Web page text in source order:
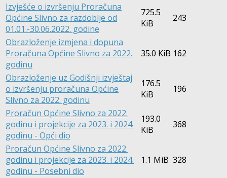
Izvješće o izvršenju Proračuna
Općine Slivno za razdoblje od
01.01.-30.06.2022. godine
725.5
KiB
243
Obrazloženje izmjena i dopuna
Proračuna Općine Slivno za 2022.
godinu
35.0 KiB 162
Obrazloženje uz Godišnji izvještaj
o izvršenju proračuna Općine
Slivno za 2022. godinu
176.5
KiB
196
Proračun Općine Slivno za 2022.
godinu i projekcije za 2023. i 2024.
godinu - Opći dio
193.0
KiB
368
Proračun Općine Slivno za 2022.
godinu i projekcije za 2023. i 2024.
godinu - Posebni dio
1.1 MiB 328